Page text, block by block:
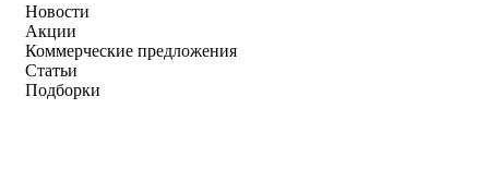
Новости
Акции
Коммерческие предложения
Статьи
Подборки